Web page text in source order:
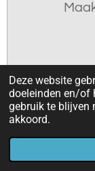
Deze website
doeleinden en/of
gebruik te blijven
akkoord.